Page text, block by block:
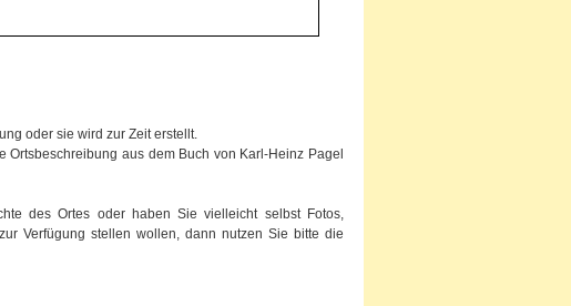
oder sie wird zur Zeit erstellt.
aus dem Buch von Karl-Heinz Pagel
des Ortes oder haben Sie vielleicht selbst Fotos,
Verfügung stellen wollen, dann nutzen Sie bitte die